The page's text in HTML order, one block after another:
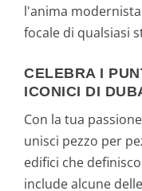
l'anima
focale di qualsiasi
CELEBRA I
ICONICI DI
Con la tua
unisci pezzo per
edifici che
include alcune